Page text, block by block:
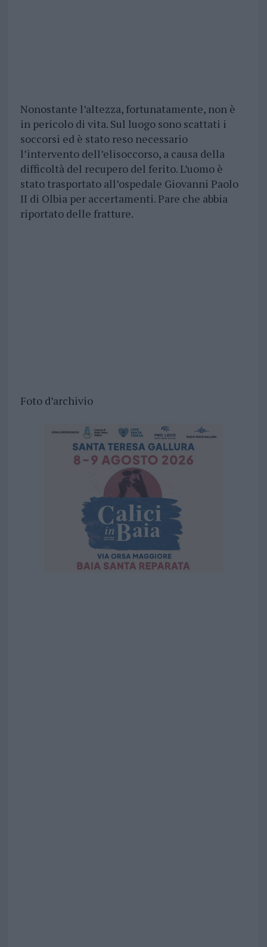
Nonostante l’altezza, fortunatamente, non è
in pericolo di vita. Sul luogo sono scattati i
soccorsi ed è stato reso necessario
l’intervento dell’elisoccorso, a causa della
difficoltà del recupero del ferito. L’uomo è
stato trasportato all’ospedale Giovanni Paolo
II di Olbia per accertamenti. Pare che abbia
riportato delle fratture.
Foto d’archivio